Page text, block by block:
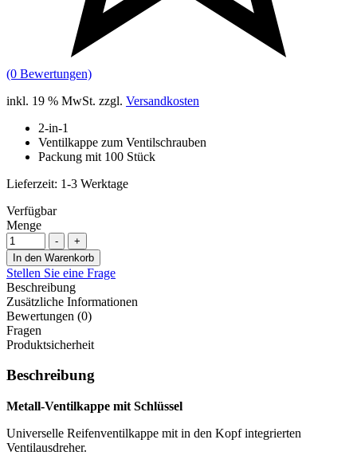
(0 Bewertungen)
inkl. 19 % MwSt. zzgl. Versandkosten
2-in-1
Ventilkappe zum Ventilschrauben
Packung mit 100 Stück
Lieferzeit: 1-3 Werktage
Verfügbar
Menge
-
+
In den Warenkorb
Stellen Sie eine Frage
Beschreibung
Zusätzliche Informationen
Bewertungen (0)
Fragen
Produktsicherheit
Beschreibung
Metall-Ventilkappe mit Schlüssel
Universelle Reifenventilkappe mit in den Kopf integrierten
Ventilausdreher.